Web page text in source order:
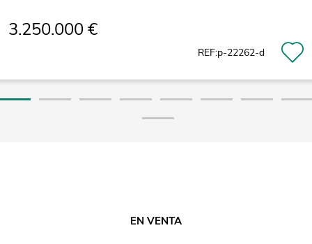
3.250.000 €
REF:p-22262-d
EN VENTA